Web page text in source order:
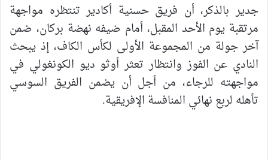
جدير بالذكر، أن فريق حسنية أكادير تنتظره مواجهة
مرتقبة يوم الأحد المقبل، أمام ضيفه نهضة بركان، ضمن
آخر جولة من المجموعة الأولى لكأس الكاف، إذ يبحث
النادي عن الفوز وانتظار تعثر أوثو ديو الكونغولي في
مواجهته للرجاء، من أجل أن يضمن الفريق السوسي
تأهله لربع نهائي المنافسة الإفريقية.